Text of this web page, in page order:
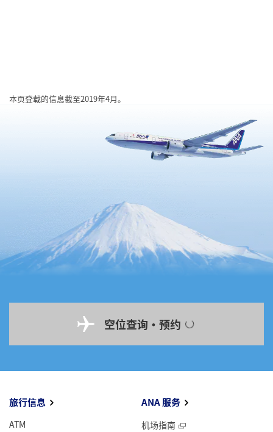
本页登载的信息截至2019年4月。
空位查询・预约
旅行信息
ATM
ANA 服务
机场指南